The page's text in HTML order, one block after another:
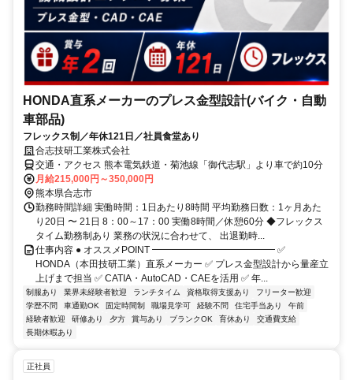
HONDA直系メーカーのプレス金型設計(バイク・自動
車部品)
フレックス制／年休121日／社員食堂あり
合志技研工業株式会社
交通・アクセス 熊本電気鉄道・菊池線「御代志駅」より車で約10分
月給215,000円～350,000円
熊本県合志市
勤務時間詳細 実働時間：1日あたり8時間 平均勤務日数：1ヶ月あた
り20日 〜 21日 8：00～17：00 実働8時間／休憩60分 ◆フレックス
タイム勤務制あり 業務の状況に合わせて、 出退勤時...
仕事内容 ● オススメPOINT ━━━━━━━━━━━━━ ✅
HONDA（本田技研工業）直系メーカー ✅ プレス金型設計から量産立
上げまで担当 ✅ CATIA・AutoCAD・CAEを活用 ✅ 年...
制服あり 業界未経験者歓迎 ランチタイム 資格取得支援あり
フリーター歓迎
学歴不問
車通勤OK 固定時間制 職場見学可 経験不問 住宅手当あり
午前
経験者歓迎
研修あり 夕方 賞与あり ブランクOK 育休あり
交通費支給
長期休暇あり
正社員